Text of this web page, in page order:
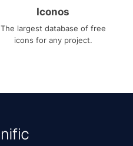
Iconos
The largest database of free
icons for any project.